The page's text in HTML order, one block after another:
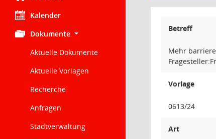
Kalender
Dokumente
Aktuelle Dokumente
Aktuelle Vorlagen
Recherche
Anfragen
Stadtverwaltung
Betreff
Mehr
Vorlage
0613/24
Art